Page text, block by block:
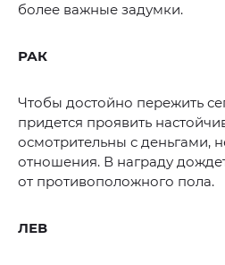
более важные задумки.
РАК
Чтобы достойно пережить
придется проявить
осмотрительны с деньгами,
отношения. В награду
от противоположного пола.
ЛЕВ